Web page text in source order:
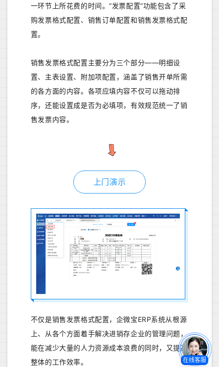
一环节上所花费的时间。“发票配置”功能包含了采
购发票格式配置、销售订单配置和销售发票格式配
置。
销售发票格式配置主要分为三个部分——明细设
置、主表设置、附加项配置，涵盖了销售开单所需
的各方面的内容。各项应填内容不仅可以拖动排
序，还能设置成是否为必填项，有效规范统一了销
售发票内容。
上门演示
不仅是销售发票格式配置，企微宝ERP系统从根源
上、从各个方面着手解决进销存企业的管理问题，
能在减少大量的人力资源成本浪费的同时，又提高
整体的工作效率。
在线客服